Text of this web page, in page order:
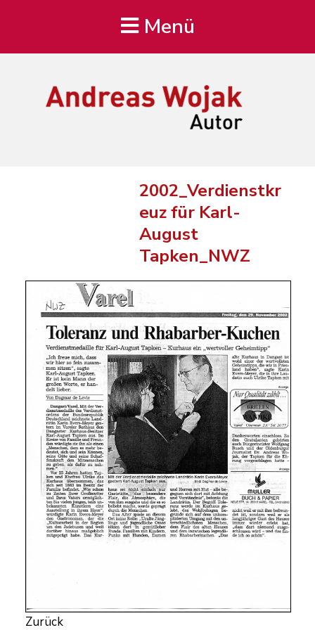
Menü
2002_Verdienstkr
euz für Karl-
August
Tapken_NWZ
Zurück